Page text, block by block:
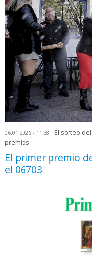
06.01.2026 - 11:38
El sorteo
premios
El primer premio
el 06703